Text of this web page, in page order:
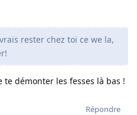
rester chez toi ce we la,
démonter les fesses là bas !
Répondre